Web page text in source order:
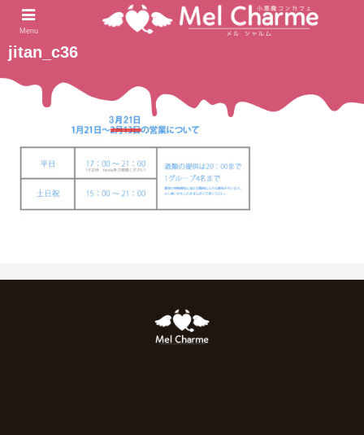
ホーム
jitan_c36
2022.03.05
Menu